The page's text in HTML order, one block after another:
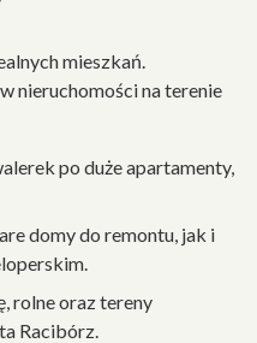
mieszkań.
nieruchomości na terenie
po duże apartamenty,
domy do remontu, jak i
rolne oraz tereny
Racibórz.